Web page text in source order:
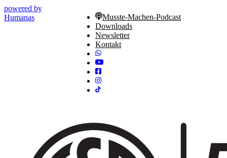
powered by
Humanas
Musste-Machen-Podcast
Downloads
Newsletter
Kontakt